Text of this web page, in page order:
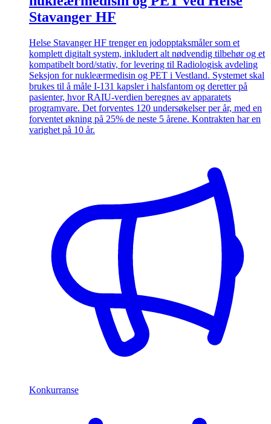
Stavanger HF
Helse Stavanger HF trenger en jodopptaksmåler som et
komplett digitalt system, inkludert alt nødvendig tilbehør og et
kompatibelt bord/stativ, for levering til Radiologisk avdeling
Seksjon for nukleærmedisin og PET i Vestland. Systemet skal
brukes til å måle I-131 kapsler i halsfantom og deretter på
pasienter, hvor RAIU-verdien beregnes av apparatets
programvare. Det forventes 120 undersøkelser per år, med en
forventet økning på 25% de neste 5 årene. Kontrakten har en
varighet på 10 år.
Konkurranse